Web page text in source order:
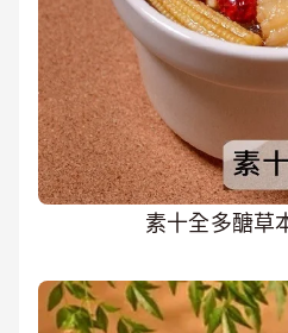
素十全多醣草